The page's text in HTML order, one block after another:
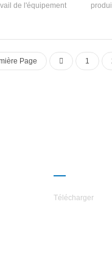
de l'équipement
d'énergie, et
l'unité. Au cœur de
de fréquence se
de
Page 1
Télécharger